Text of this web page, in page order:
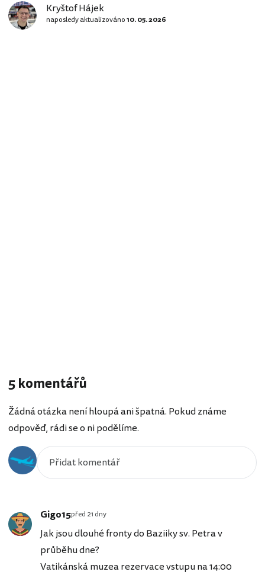
Kryštof Hájek
naposledy aktualizováno10. 05. 2026
5 komentářů
Žádná otázka není hloupá ani špatná. Pokud známe
odpověď, rádi se o ni podělíme.
Gigo15před 21 dny
Jak jsou dlouhé fronty do Baziiky sv. Petra v
průběhu dne?
Vatikánská muzea rezervace vstupu na 14:00